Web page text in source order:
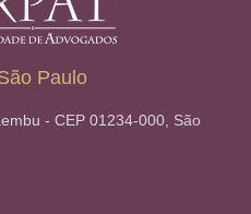
Paulo
- CEP 01234-000, São